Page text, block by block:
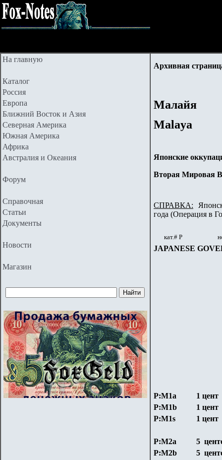
На главную
Каталог
Россия
Европа
Ближний Восток и Азия
Северная Америка
Южная Америка
Африка
Австралия и Океания
Форум
Справочная
Статьи
Документы
Новости
Магазин
Архивная
Малайя
Malaya
Японские
Вторая Мировая
СПРАВКА:
года (Операция в
кат.# Р
JAPANESE
P:М1a
1 цент
P:М1b
1 цент
P:М1s
1 цент
P:М2a
5
P:М2b
5